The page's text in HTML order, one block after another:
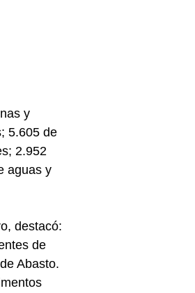
y
5.605 de
2.952
aguas y
destacó:
de
Abasto.